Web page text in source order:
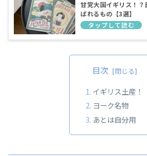
甘党大国イギリス！
ばれるもの【3選】
目次
イギリス土産！
ヨーク名物
あとは自分用